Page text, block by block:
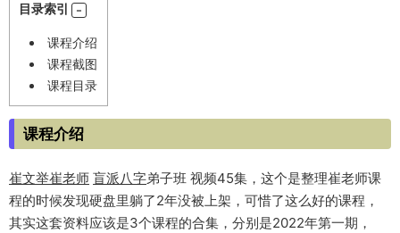
目录索引
课程介绍
课程截图
课程目录
课程介绍
崔文举崔老师 盲派八字弟子班 视频45集，这个是整理崔老师课
程的时候发现硬盘里躺了2年没被上架，可惜了这么好的课程，
其实这套资料应该是3个课程的合集，分别是2022年第一期，